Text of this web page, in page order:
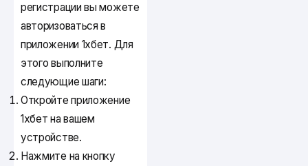
регистрации вы можете
авторизоваться в
приложении 1хбет. Для
этого выполните
следующие шаги:
Откройте приложение
1хбет на вашем
устройстве.
Нажмите на кнопку